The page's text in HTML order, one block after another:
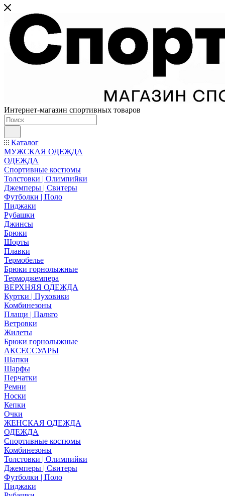
Интернет-магазин спортивных товаров
Каталог
МУЖСКАЯ ОДЕЖДА
ОДЕЖДА
Спортивные костюмы
Толстовки | Олимпийки
Джемперы | Свитеры
Футболки | Поло
Пиджаки
Рубашки
Джинсы
Брюки
Шорты
Плавки
Термобелье
Брюки горнолыжные
Термоджемпера
ВЕРХНЯЯ ОДЕЖДА
Куртки | Пуховики
Комбинезоны
Плащи | Пальто
Ветровки
Жилеты
Брюки горнолыжные
АКСЕССУАРЫ
Шапки
Шарфы
Перчатки
Ремни
Носки
Кепки
Очки
ЖЕНСКАЯ ОДЕЖДА
ОДЕЖДА
Спортивные костюмы
Комбинезоны
Толстовки | Олимпийки
Джемперы | Свитеры
Футболки | Поло
Пиджаки